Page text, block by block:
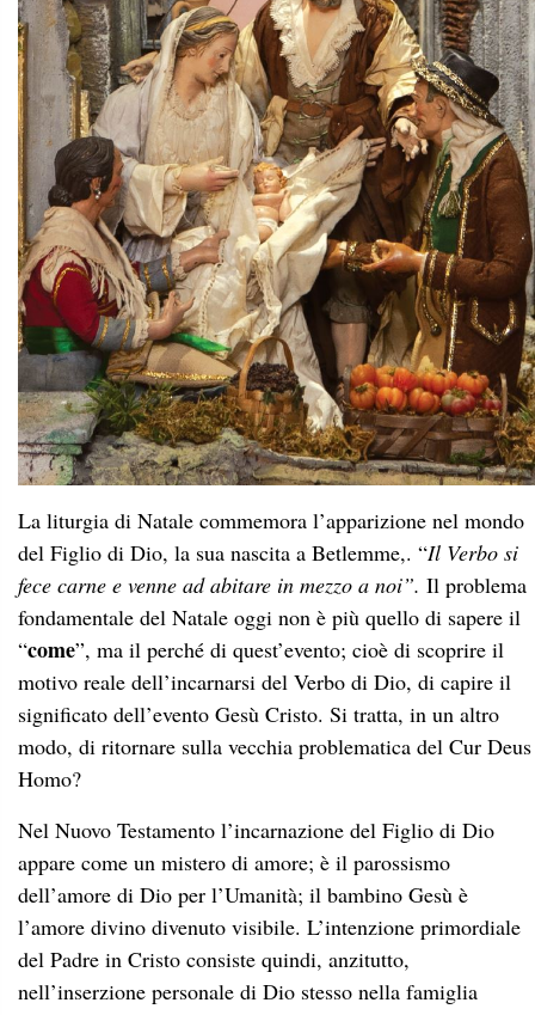
La liturgia di Natale commemora l’apparizione nel mondo
del Figlio di Dio, la sua nascita a Betlemme,. “Il Verbo si
fece carne e venne ad abitare in mezzo a noi”. Il problema
fondamentale del Natale oggi non è più quello di sapere il
“come”, ma il perché di quest’evento; cioè di scoprire il
motivo reale dell’incarnarsi del Verbo di Dio, di capire il
significato dell’evento Gesù Cristo. Si tratta, in un altro
modo, di ritornare sulla vecchia problematica del Cur Deus
Homo?
Nel Nuovo Testamento l’incarnazione del Figlio di Dio
appare come un mistero di amore; è il parossismo
dell’amore di Dio per l’Umanità; il bambino Gesù è
l’amore divino divenuto visibile. L’intenzione primordiale
del Padre in Cristo consiste quindi, anzitutto,
nell’inserzione personale di Dio stesso nella famiglia